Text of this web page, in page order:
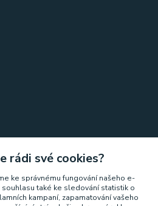
rádi své cookies?
ke správnému fungování našeho e-
také ke sledování statistik o
kampaní, zapamatování vašeho